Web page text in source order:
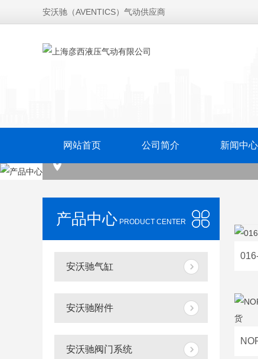
安沃驰（AVENTICS）气动供应商
网站首页 公司简介 新闻中心
产品中心 PRODUCT CENTER
安沃驰气缸
安沃驰附件
安沃驰阀门系统